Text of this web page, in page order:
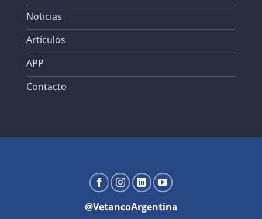
Noticias
Artículos
APP
Contacto
@VetancoArgentina